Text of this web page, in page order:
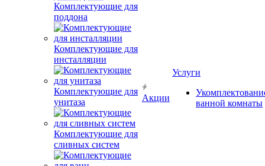
Комплектующие для
поддона
Комплектующие для
инсталляции
Комплектующие для
унитаза
Комплектующие для
сливных систем
Акции
Услуги
ванной комнаты